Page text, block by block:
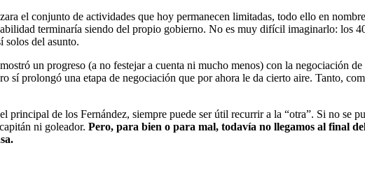
el conjunto de actividades que hoy permanecen limitadas, todo ello en
terminaría siendo del propio gobierno. No es muy difícil imaginarlo: los
solos del asunto.
un progreso (a no festejar a cuenta ni mucho menos) con la negociación
prolongó una etapa de negociación que por ahora le da cierto aire. Tanto,
de los Fernández, siempre puede ser útil recurrir a la “otra”. Si no se
ni goleador. Pero, para bien o para mal, todavía no llegamos al final